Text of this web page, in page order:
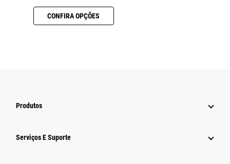
CONFIRA OPÇÕES
Produtos
Serviços E Suporte